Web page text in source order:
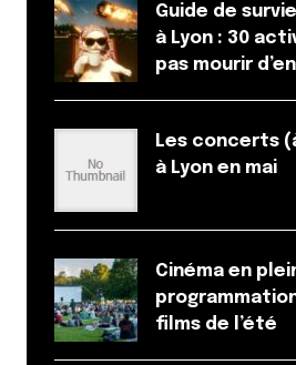
Guide de
à Lyon : 30
pas mourir
Les concerts
à Lyon en mai
Cinéma en
films de l’été